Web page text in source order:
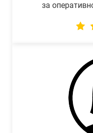
за